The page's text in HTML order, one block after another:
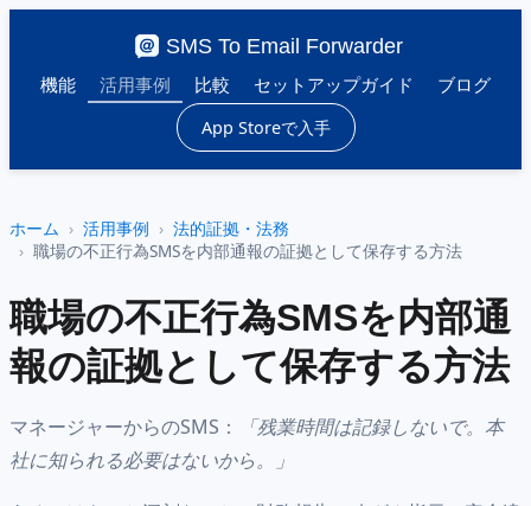
SMS To Email Forwarder
機能
活用事例 比較 セットアップガイド ブログ
App Storeで入手
ホーム 活用事例
法的証拠・法務
職場の不正行為SMSを内部通報の証拠として保存する方法
職場の不正行為SMSを内部通
報の証拠として保存する方法
マネージャーからのSMS：
「残業時間は記録しないで。本
社に知られる必要はないから。」